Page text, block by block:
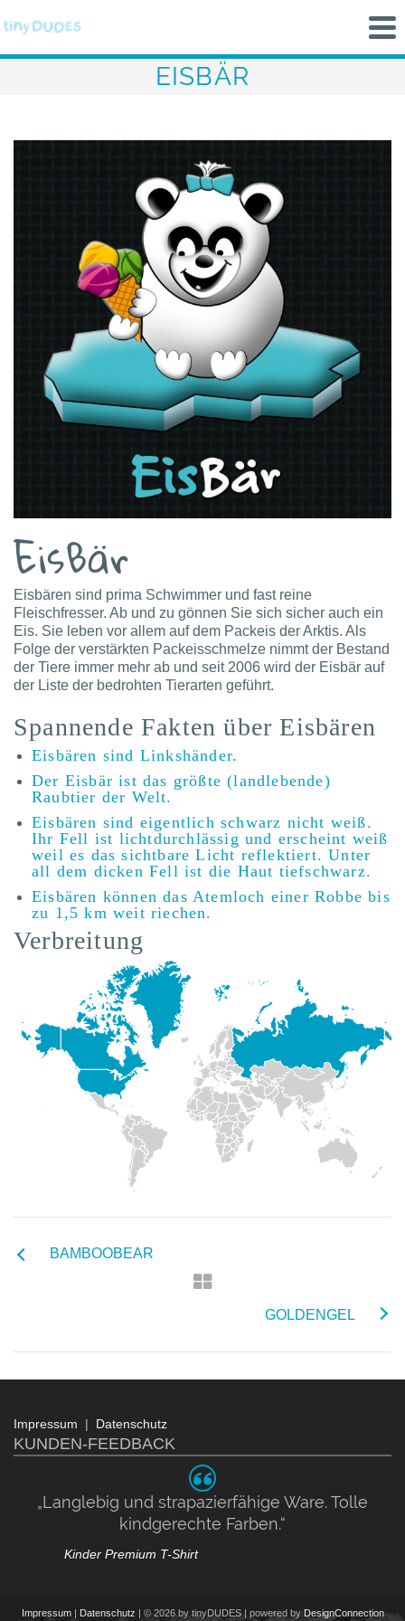
EISBÄR
EisBär
Eisbären sind prima Schwimmer und fast reine
Fleischfresser. Ab und zu gönnen Sie sich sicher auch ein
Eis. Sie leben vor allem auf dem Packeis der Arktis. Als
Folge der verstärkten Packeisschmelze nimmt der Bestand
der Tiere immer mehr ab und seit 2006 wird der Eisbär auf
der Liste der bedrohten Tierarten geführt.
Spannende Fakten über Eisbären
Eisbären sind Linkshänder.
Der Eisbär ist das größte (landlebende)
Raubtier der Welt.
Eisbären sind eigentlich schwarz nicht weiß.
Ihr Fell ist lichtdurchlässig und erscheint weiß
weil es das sichtbare Licht reflektiert. Unter
all dem dicken Fell ist die Haut tiefschwarz.
Eisbären können das Atemloch einer Robbe bis
zu 1,5 km weit riechen.
Verbreitung
BAMBOOBEAR
GOLDENGEL
Impressum | Datenschutz
KUNDEN-FEEDBACK
„Langlebig und strapazierfähige Ware. Tolle
kindgerechte Farben.“
Kinder Premium T-Shirt
Impressum| Datenschutz | © 2026 by tinyDUDES | powered by DesignConnection